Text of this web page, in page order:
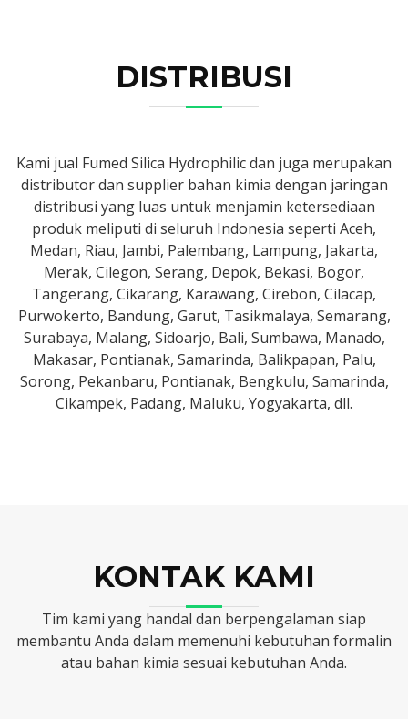
DISTRIBUSI
Kami jual Fumed Silica Hydrophilic dan juga merupakan
distributor dan supplier bahan kimia dengan jaringan
distribusi yang luas untuk menjamin ketersediaan
produk meliputi di seluruh Indonesia seperti Aceh,
Medan, Riau, Jambi, Palembang, Lampung, Jakarta,
Merak, Cilegon, Serang, Depok, Bekasi, Bogor,
Tangerang, Cikarang, Karawang, Cirebon, Cilacap,
Purwokerto, Bandung, Garut, Tasikmalaya, Semarang,
Surabaya, Malang, Sidoarjo, Bali, Sumbawa, Manado,
Makasar, Pontianak, Samarinda, Balikpapan, Palu,
Sorong, Pekanbaru, Pontianak, Bengkulu, Samarinda,
Cikampek, Padang, Maluku, Yogyakarta, dll.
KONTAK KAMI
Tim kami yang handal dan berpengalaman siap
membantu Anda dalam memenuhi kebutuhan formalin
atau bahan kimia sesuai kebutuhan Anda.